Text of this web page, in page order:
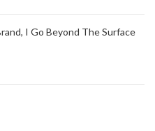
I Go Beyond The Surface